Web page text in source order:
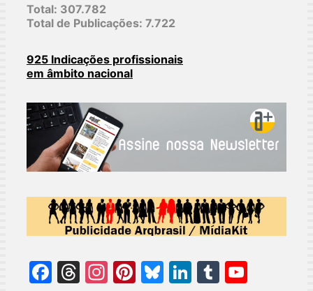
Total: 307.782
Total de Publicações: 7.722
925 Indicações profissionais
em âmbito nacional
Facebook
Threads
Instagram
Pinterest
Bluesky
LinkedIn
Tumblr